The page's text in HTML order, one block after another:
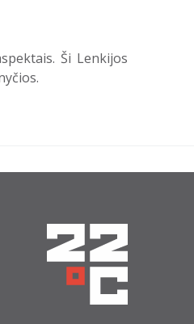
Ši Lenkijos